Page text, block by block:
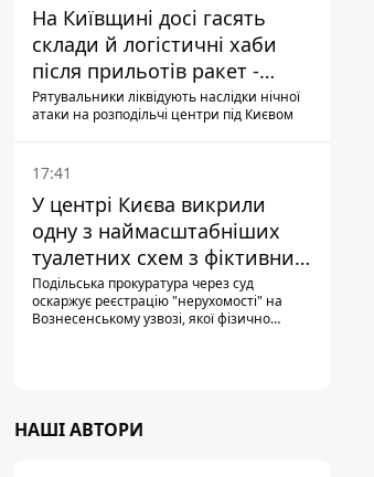
На Київщині досі гасять
склади й логістичні хаби
після прильотів ракет -
ДСНС
Рятувальники ліквідують наслідки нічної
атаки на розподільчі центри під Києвом
17:41
У центрі Києва викрили
одну з наймасштабніших
туалетних схем з фіктивним
будинком
Подільська прокуратура через суд
оскаржує реєстрацію "нерухомості" на
Вознесенському узвозі, якої фізично
НАШІ АВТОРИ